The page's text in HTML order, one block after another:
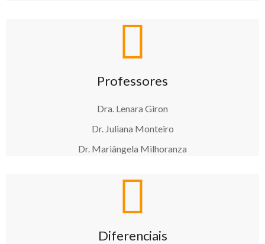
Professores
Dra. Lenara Giron
Dr. Juliana Monteiro
Dr. Mariângela Milhoranza
Diferenciais